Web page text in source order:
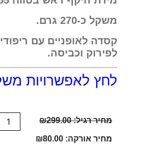
משקל כ-270 גרם.
קסדה לאופניים עם
לפירוק וכביסה.
לחץ לאפשרויות
מחיר רגיל: ₪299.00
מחיר אורקה: ₪80.00